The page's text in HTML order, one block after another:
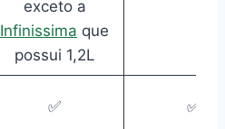
exceto a
Infinissima que
possui 1,2L
✅ ✅